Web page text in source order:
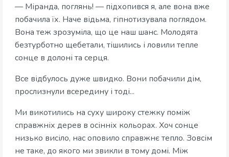
— Міранда, поглянь! — підхопився я, але вона вже
побачила їх. Наче відьма, гіпнотизувала поглядом.
Вона теж зрозуміла, що це наш шанс. Молодята
безтурботно щебетали, тішились і ловили тепле
сонце в долоні та серця.
Все відбулось дуже швидко. Вони побачили дім,
прослизнули всередину і тоді...
Ми викотились на суху широку стежку поміж
справжніх дерев в осінніх кольорах. Хоч сонце
низько висіло, нас оповило справжнє тепло. Зовсім
не таке, до якого ми звикли в тому домі. Між